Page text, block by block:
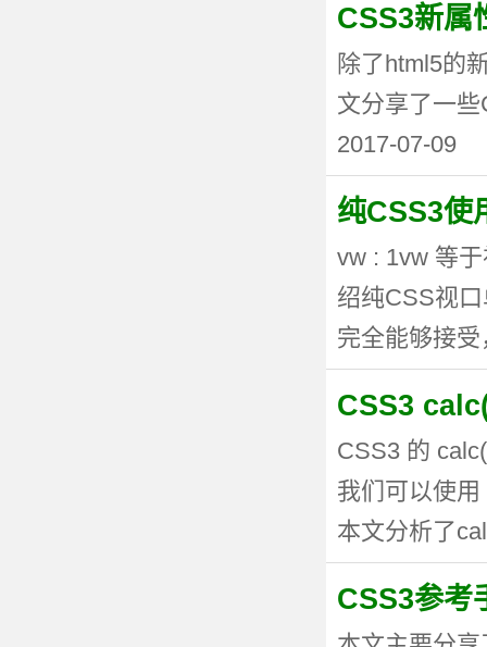
CSS3新属
除了html5的
文分享了一
2017-07-09
纯CSS3使
vw : 1vw 等
绍纯CSS视
完全能够接
CSS3
CSS3 的
我们可以使
本文分析了
CSS3参考